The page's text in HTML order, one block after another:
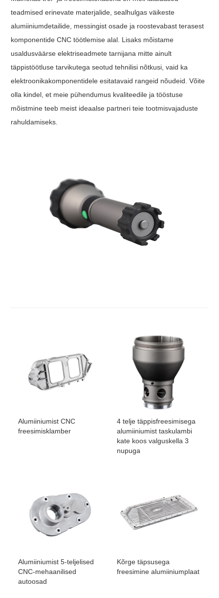
teadmised erinevate materjalide, sealhulgas väikeste
alumiiniumdetailide, messingist osade ja roostevabast terasest
komponentide CNC töötlemise alal. Lisaks mõistame
usaldusväärse elektriseadmete tarnijana mitte ainult
täppistöötluse tarvikutega seotud tehnilisi nõtkusi, vaid ka
elektroonikakomponentidele esitatavaid rangeid nõudeid. Võite
olla kindel, et meie pühendumus kvaliteedile ja tööstuse
mõistmine teeb meist ideaalse partneri teie tootmisvajaduste
rahuldamiseks.
Alumiiniumist CNC
freesimisklamber
4 telje täppisfreesimisega
alumiiniumist taskulambi
kate koos valguskella 3
nupuga
Alumiiniumist 5-teljelised
CNC-mehaanilised
autoosad
Kõrge täpsusega
freesimine alumiiniumplaat